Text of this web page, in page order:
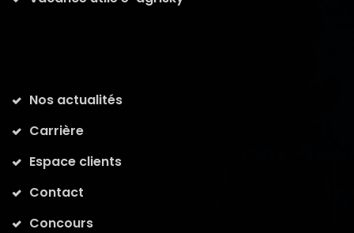
Nos actualités
Carrière
Espace clients
Contact
Concours